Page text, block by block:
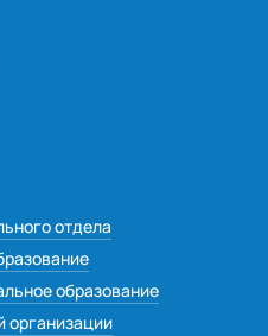
отдела
образование
организации